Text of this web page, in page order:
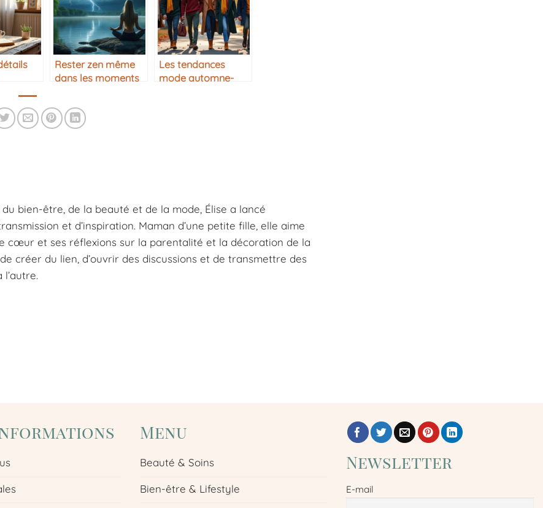
Rester zen même
dans les moments
Les tendances
mode automne-
bien-être, de la beauté et de la mode, Élise a lancé
et d’inspiration. Maman d’une petite fille, elle aime
cœur et ses réflexions sur la parentalité et la décoration de la
créer du lien, d’ouvrir des discussions et de transmettre des
Menu
Beauté & Soins
Bien-être & Lifestyle
Newsletter
E-mail